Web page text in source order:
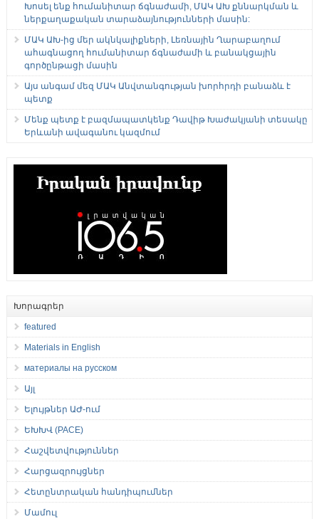
Խոսել ենք հումանիտար ճգնաժամի, ՄԱԿ ԱԽ քննարկման և
ներքաղաքական տարաձայնությունների մասին:
ՄԱԿ ԱԽ-ից մեր ակնկալիքների, Լեռնային Ղարաբաղում
ահագնացող հումանիտար ճգնաժամի և բանակցային
գործընթացի մասին
Այս անգամ մեզ ՄԱԿ Անվտանգության խորհրդի բանաձև է
պետք
Մենք պետք է բազմապատկենք Դավիթ Խաժակյանի տեսակը
Երևանի ավագանու կազմում
Խորագրեր
featured
Materials in English
материалы на русском
Այլ
Ելույթներ ԱԺ-ում
ԵԽԽՎ (PACE)
Հաշվետվություններ
Հարցազրույցներ
Հետընտրական հանդիպումներ
Մամուլ